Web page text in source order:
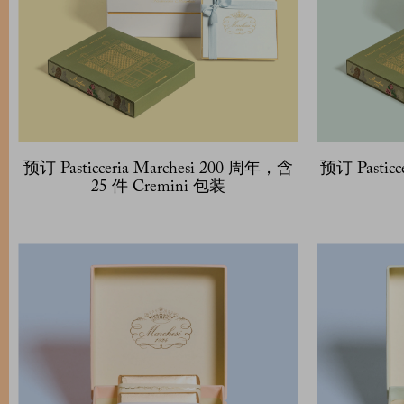
预订 Pasticceria Marchesi 200 周年，含
25 件 Cremini 包装
预订